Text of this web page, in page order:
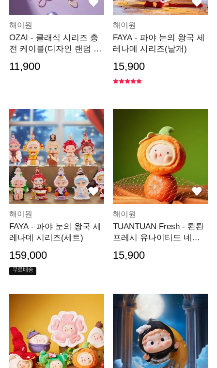
해이원
OZAI - 클래식 시리즈 충
전 케이블(디자인 랜덤 발
11,900
해이원
FAYA - 파야 눈의 왕국 세
레나데 시리즈(낱개)
15,900
해이원
FAYA - 파야 눈의 왕국 세
레나데 시리즈(세트)
159,000
무료배송
해이원
TUANTUAN Fresh - 퇀퇀
프레시 유나이티드 네이
15,900